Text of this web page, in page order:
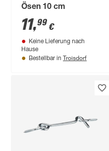
Ösen 10 cm
11,99 €
Keine Lieferung nach
Hause
Bestellbar in Troisdorf